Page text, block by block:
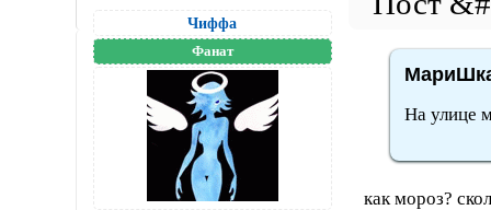
Чиффа
Фанат
На улице
как мороз?